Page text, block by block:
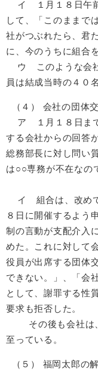
イ １月１８日午前
して、「このままで
社がつぶれたら、君
に、今のうちに組合
ウ このような会社
員は結成当時の４０
（４） 会社の団体
ア １月１８日まで
する会社からの回答
総務部長に対し問い
は○○専務が不在なの
イ 組合は、改めて
８日に開催するよう
制の言動が支配介入
めた。これに対して
役員が出席する団体
できない。」、「会
として、謝罪する性
要求も拒否した。
その後も会社は、
至っている。
（５） 福岡太郎の